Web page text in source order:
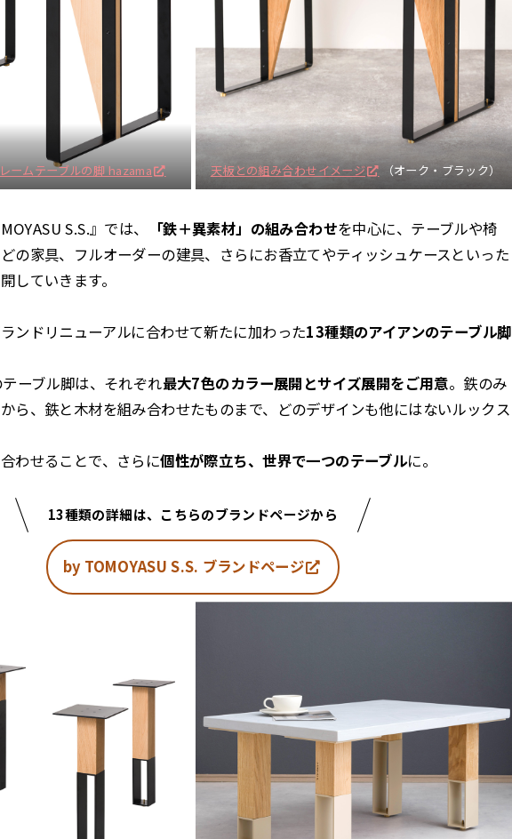
ームテーブルの脚 hazama 天板との組み合わせイメージ （オーク・ブラック）
S.S.』では、 「鉄＋異素材」の組み合わせを中心に、テーブルや椅
の家具、フルオーダーの建具、さらにお香立てやティッシュケースといった
していきます。
ンドリニューアルに合わせて新たに加わった13種類のアイアンのテーブル脚
ーブル脚は、それぞれ最大7色のカラー展開とサイズ展開をご用意。鉄のみ
ら、鉄と木材を組み合わせたものまで、どのデザインも他にはないルックス
わせることで、さらに個性が際立ち、世界で一つのテーブルに。
13種類の詳細は、こちらのブランドページから
by TOMOYASU S.S. ブランドページ